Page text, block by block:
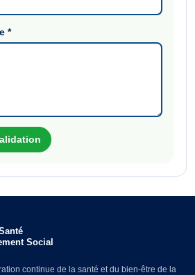
*
Social
continue de la santé et du bien-être de la